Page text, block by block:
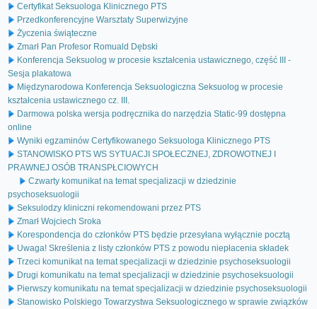
Certyfikat Seksuologa Klinicznego PTS
Przedkonferencyjne Warsztaty Superwizyjne
Życzenia świąteczne
Zmarł Pan Profesor Romuald Dębski
Konferencja Seksuolog w procesie kształcenia ustawicznego, część III -
Sesja plakatowa
Międzynarodowa Konferencja Seksuologiczna Seksuolog w procesie
kształcenia ustawicznego cz. III.
Darmowa polska wersja podręcznika do narzędzia Static-99 dostępna
online
Wyniki egzaminów Certyfikowanego Seksuologa Klinicznego PTS
STANOWISKO PTS WS SYTUACJI SPOŁECZNEJ, ZDROWOTNEJ I
PRAWNEJ OSÓB TRANSPŁCIOWYCH
Czwarty komunikat na temat specjalizacji w dziedzinie
psychoseksuologii
Seksulodzy kliniczni rekomendowani przez PTS
Zmarł Wojciech Sroka
Korespondencja do członków PTS będzie przesyłana wyłącznie pocztą
Uwaga! Skreślenia z listy członków PTS z powodu niepłacenia składek
Trzeci komunikat na temat specjalizacji w dziedzinie psychoseksuologii
Drugi komunikatu na temat specjalizacji w dziedzinie psychoseksuologii
Pierwszy komunikatu na temat specjalizacji w dziedzinie psychoseksuologii
Stanowisko Polskiego Towarzystwa Seksuologicznego w sprawie związków